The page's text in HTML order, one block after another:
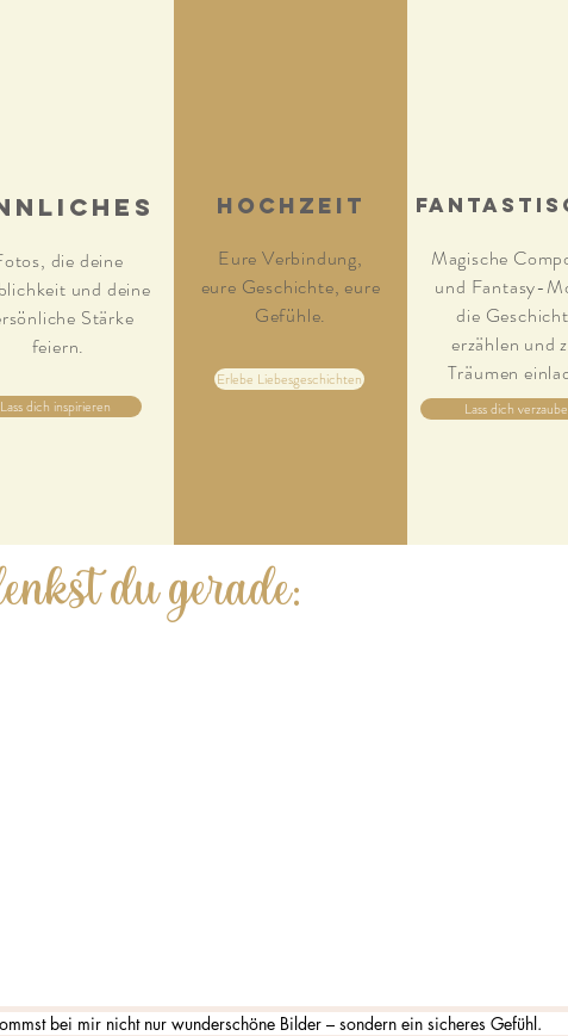
die deine
und deine
Stärke
feiern.
Lass dich inspirieren
Hochzeit
Eure Verbindung,
eure Geschichte, eure
Gefühle.
Erlebe Liebesgeschichten
Magische
und Fantasy-
die
erzählen und
Träumen
Lass dich
du gerade:
bei mir nicht nur wunderschöne Bilder – sondern ein sicheres Gefühl.